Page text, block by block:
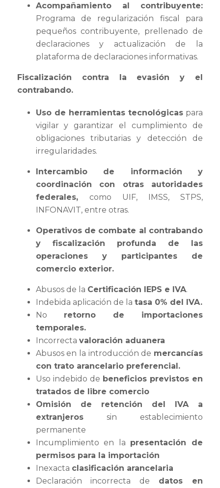
Acompañamiento al contribuyente:
Programa de regularización fiscal para
pequeños contribuyente, prellenado de
declaraciones y actualización de la
plataforma de declaraciones informativas.
Fiscalización contra la evasión y el
contrabando.
Uso de herramientas tecnológicaspara
vigilar y garantizar el cumplimiento de
obligaciones tributarias y detección de
irregularidades.
Intercambio de información y
coordinación con otras autoridades
federales, como UIF, IMSS, STPS,
INFONAVIT, entre otras.
Operativos de combate al contrabando
y fiscalización profunda de las
operaciones y participantes de
comercio exterior.
Abusos de la Certificación IEPS e IVA.
Indebida aplicación de la tasa 0% del IVA.
No retorno de importaciones
temporales.
Incorrecta valoración aduanera
Abusos en la introducción de mercancías
con trato arancelario preferencial.
Uso indebido de beneficios previstos en
tratados de libre comercio
Omisión de retención del IVA a
extranjerossin establecimiento
permanente
Incumplimiento en la presentación de
permisos para la importación
Inexacta clasificación arancelaria
Declaración incorrecta de datos en